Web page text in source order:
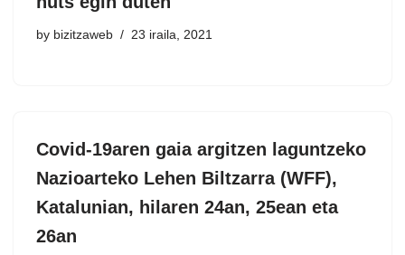
by bizitzaweb 23 iraila, 2021
Covid-19aren gaia argitzen laguntzeko
Nazioarteko Lehen Biltzarra (WFF),
Katalunian, hilaren 24an, 25ean eta
26an